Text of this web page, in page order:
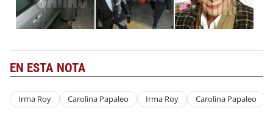
EN ESTA NOTA
Irma Roy Carolina Papaleo Irma Roy Carolina Papaleo